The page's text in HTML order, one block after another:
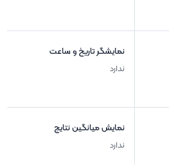
نمایشگر تاریخ و ساعت
ندارد
نمایش میانگین نتایج
ندارد